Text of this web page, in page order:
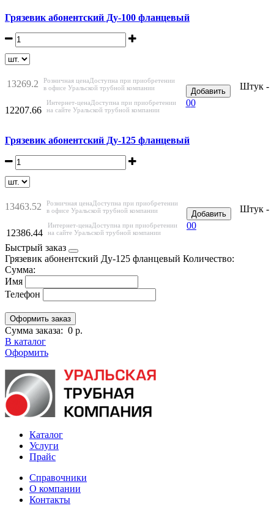
Грязевик абонентский Ду-100 фланцевый
Штук -
13269.2 Розничная ценаДоступна при приобретении
в офисе Уральской трубной компании
12207.66
Интернет-ценаДоступна при приобретении
на сайте Уральской трубной компании
Добавить
00
Грязевик абонентский Ду-125 фланцевый
Штук -
13463.52 Розничная ценаДоступна при приобретении
в офисе Уральской трубной компании
12386.44
Интернет-ценаДоступна при приобретении
на сайте Уральской трубной компании
Добавить
00
Быстрый заказ
Грязевик абонентский Ду-125 фланцевый Количество:
Сумма:
Имя
Телефон
Сумма заказа: 0 р.
В каталог
Оформить
Каталог
Услуги
Прайс
Справочники
О компании
Контакты